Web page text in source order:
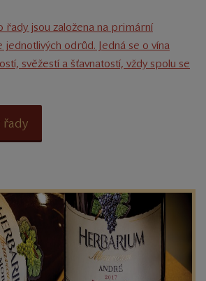
řady jsou založena na primární
odrůd. Jedná se o vína
svěžestí a šťavnatostí, vždy spolu se
řady